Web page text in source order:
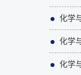
化学
化学
化学